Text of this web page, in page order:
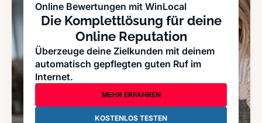
Online Bewertungen mit WinLocal
Die Komplettlösung für deine
Online Reputation
Überzeuge deine Zielkunden mit deinem
automatisch gepflegten guten Ruf im
Internet.
MEHR ERFAHREN
KOSTENLOS TESTEN